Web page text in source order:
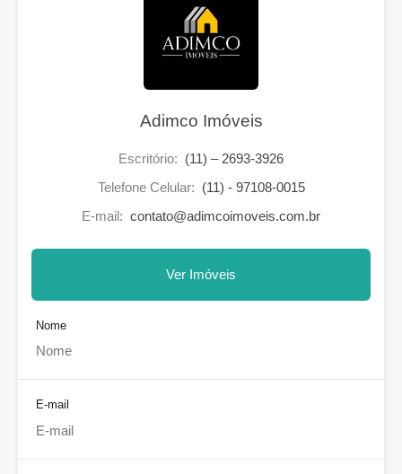
Adimco Imóveis
Escritório: (11) – 2693-3926
Telefone Celular: (11) - 97108-0015
E-mail: contato@adimcoimoveis.com.br
Ver Imóveis
Nome
E-mail